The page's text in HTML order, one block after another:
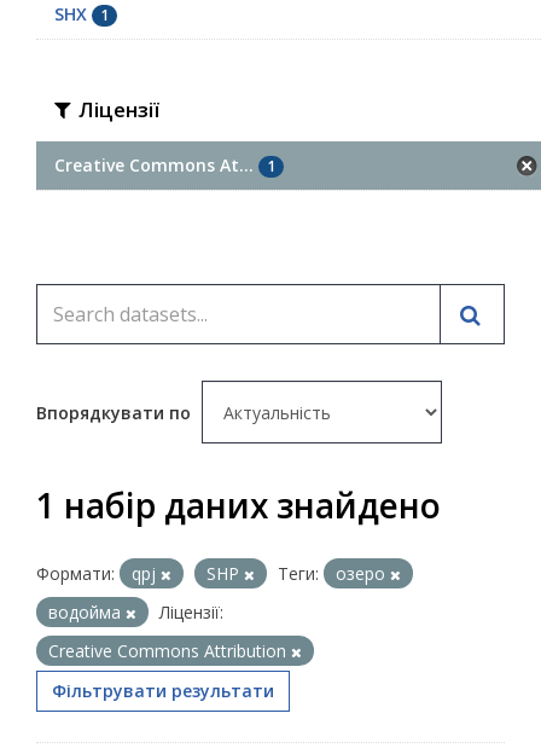
SHX 1
Ліцензії
Creative Commons At... 1
Впорядкувати по
1 набір даних знайдено
Формати: qpj SHP Теги:
озеро
водойма
Ліцензії:
Creative Commons Attribution
Фільтрувати результати